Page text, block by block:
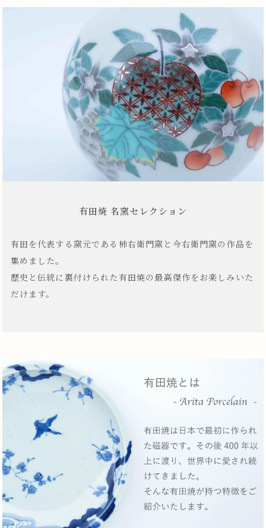
有田焼 名窯セレクション
有田を代表する窯元である柿右衛門窯と今右衛門窯の作品を
集めました。
歴史と伝統に裏付けられた有田焼の最高傑作をお楽しみいた
だけます。